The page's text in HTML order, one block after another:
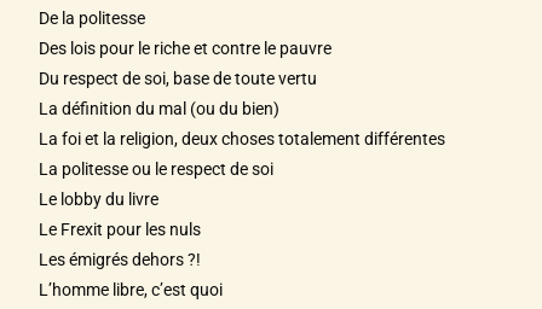
De la politesse
Des lois pour le riche et contre le pauvre
Du respect de soi, base de toute vertu
La définition du mal (ou du bien)
La foi et la religion, deux choses totalement différentes
La politesse ou le respect de soi
Le lobby du livre
Le Frexit pour les nuls
Les émigrés dehors ?!
L’homme libre, c’est quoi